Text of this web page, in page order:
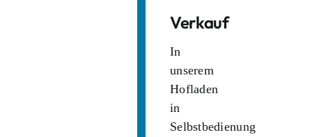
Verkauf
In
unserem
Hofladen
in
Selbstbedienung